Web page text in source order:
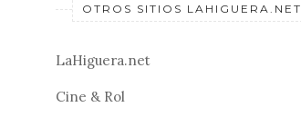
OTROS SITIOS LAHIGUERA.NET
LaHiguera.net
Cine & Rol